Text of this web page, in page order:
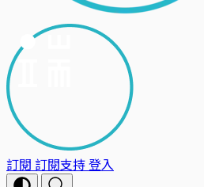
訂閱 訂閱支持登入